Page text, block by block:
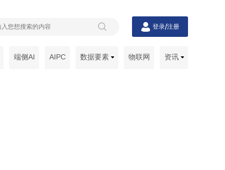
登录/注册
端侧AI AIPC 数据要素 物联网 资讯